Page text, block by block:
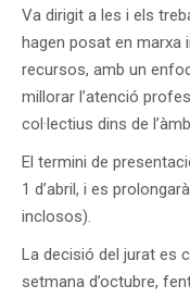
Va dirigit a les i els
hagen posat en marxa
recursos, amb un
millorar l’atenció
col·lectius dins de
El termini de
1 d’abril, i es
inclosos).
La decisió del jurat es
setmana d’octubre,